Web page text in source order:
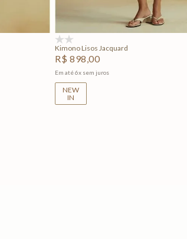
Adicionar na sacola
Kimono Lisos Jacquard
R$ 898,00
Em até6x sem juros
NEW
IN